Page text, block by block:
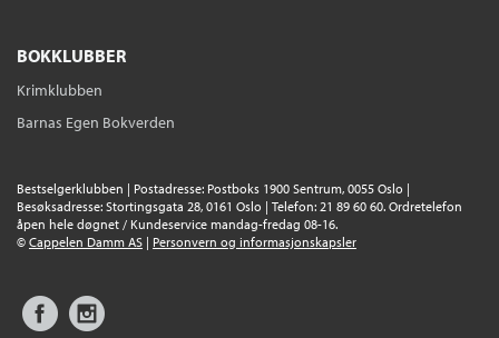
BOKKLUBBER
Krimklubben
Barnas Egen Bokverden
Bestselgerklubben | Postadresse: Postboks 1900 Sentrum, 0055 Oslo |
Besøksadresse: Stortingsgata 28, 0161 Oslo | Telefon: 21 89 60 60. Ordretelefon
åpen hele døgnet / Kundeservice mandag-fredag 08-16.
© Cappelen Damm AS | Personvern og informasjonskapsler
Facebook